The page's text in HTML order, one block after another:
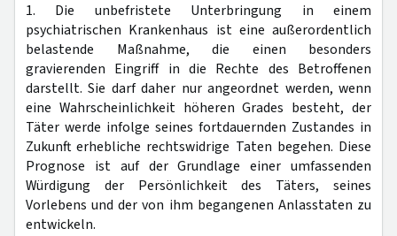
1. Die unbefristete Unterbringung in einem
psychiatrischen Krankenhaus ist eine außerordentlich
belastende Maßnahme, die einen besonders
gravierenden Eingriff in die Rechte des Betroffenen
darstellt. Sie darf daher nur angeordnet werden, wenn
eine Wahrscheinlichkeit höheren Grades besteht, der
Täter werde infolge seines fortdauernden Zustandes in
Zukunft erhebliche rechtswidrige Taten begehen. Diese
Prognose ist auf der Grundlage einer umfassenden
Würdigung der Persönlichkeit des Täters, seines
Vorlebens und der von ihm begangenen Anlasstaten zu
entwickeln.